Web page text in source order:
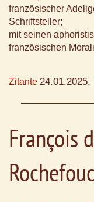
französischer
Schriftsteller;
mit seinen
französischen
Zitante 24.01.2025,
François